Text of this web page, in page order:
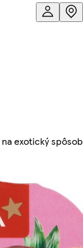
exotický spôsob